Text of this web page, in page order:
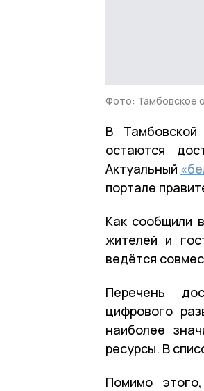
Фото: Тамбовское
В Тамбовской
остаются
Актуальный
портале
Как сообщили
жителей и
ведётся
Перечень
цифрового
наиболее
ресурсы. В
Помимо